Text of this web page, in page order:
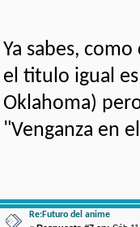
Ya sabes,
el titulo igual
Oklahoma)
"Venganza en
Re:Futuro del anime